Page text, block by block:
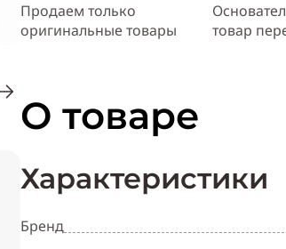
Продаем только
оригинальные товары
товар
О товаре
Характеристики
Бренд